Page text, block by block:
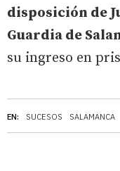
EN: SUCESOS SALAMANCA
disposición de
Guardia de
su ingreso en